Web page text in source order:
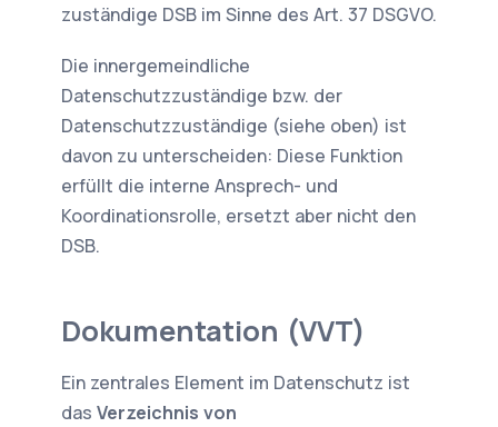
zuständige DSB im Sinne des Art. 37 DSGVO.
Die innergemeindliche
Datenschutzzuständige bzw. der
Datenschutzzuständige (siehe oben) ist
davon zu unterscheiden: Diese Funktion
erfüllt die interne Ansprech- und
Koordinationsrolle, ersetzt aber nicht den
DSB.
Dokumentation (VVT)
Ein zentrales Element im Datenschutz ist
das Verzeichnis von